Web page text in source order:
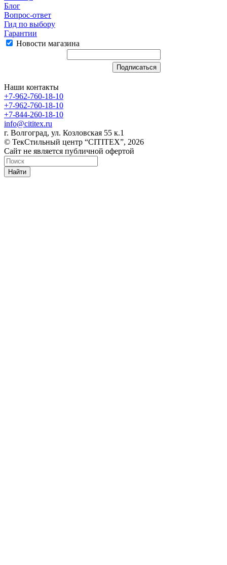
Блог
Вопрос-ответ
Гид по выбору
Гарантии
Новости магазина
Наши контакты
+7-962-760-18-10
+7-962-760-18-10
+7-844-260-18-10
info@cititex.ru
г. Волгоград, ул. Козловская 55 к.1
© ТекСтильный центр “CITITEX”, 2026
Сайт не является публичной офертой
Найти